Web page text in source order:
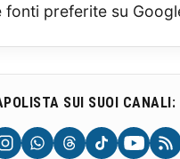
fonti preferite su
SUI SUOI CANALI: